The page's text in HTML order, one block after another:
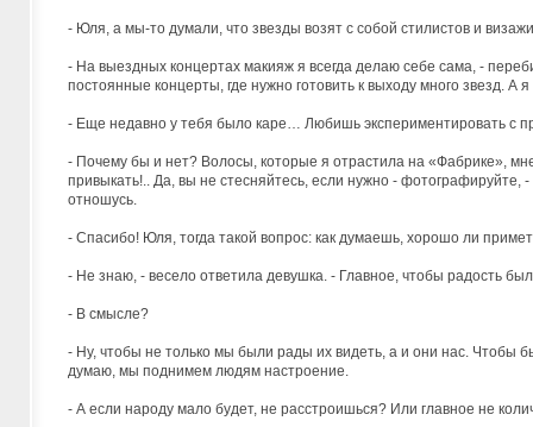
- Юля, а мы-то думали, что звезды возят с собой стилистов и
- На выездных концертах макияж я всегда делаю себе сама, -
постоянные концерты, где нужно готовить к выходу много звезд. А
- Еще недавно у тебя было каре… Любишь экспериментировать с
- Почему бы и нет? Волосы, которые я отрастила на «Фабрике»,
привыкать!.. Да, вы не стесняйтесь, если нужно -
отношусь.
- Спасибо! Юля, тогда такой вопрос: как думаешь, хорошо ли
- Не знаю, - весело ответила девушка. - Главное, чтобы радость
- В смысле?
- Ну, чтобы не только мы были рады их видеть, а и они нас. Чтобы
думаю, мы поднимем людям настроение.
- А если народу мало будет, не расстроишься? Или главное не